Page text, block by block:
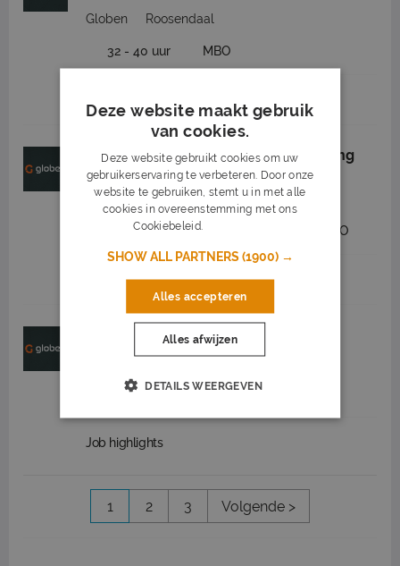
Globen Roosendaal
32 - 40 uur MBO
Machinist onkruidbestrijding omgeving
Roosendaal
Globen Roosendaal
2.550 tot 3.100 MBO
Job highlights
Maaimachinist regio Roosendaal
Roosendaal
32 - 40 uur MBO
Job highlights
1 2 3 Volgende >
Deze website maakt gebruik
van cookies.
Deze website gebruikt cookies om uw
gebruikerservaring te verbeteren. Door onze
website te gebruiken, stemt u in met alle
cookies in overeenstemming met ons
Cookiebeleid.
SHOW ALL PARTNERS(1900) →
Alles accepteren
Alles afwijzen
DETAILS WEERGEVEN